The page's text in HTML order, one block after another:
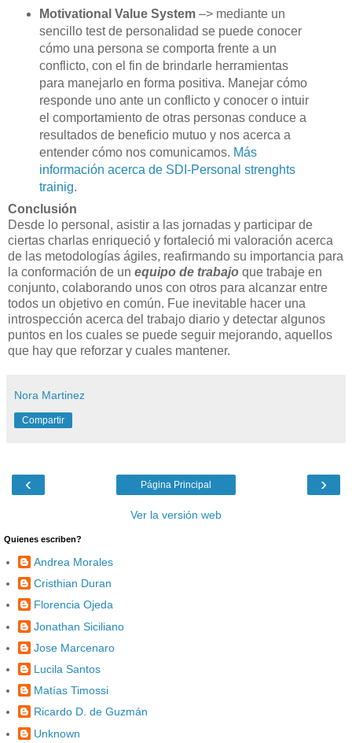
Motivational Value System–> mediante un
sencillo test de personalidad se puede conocer
cómo una persona se comporta frente a un
conflicto, con el fin de brindarle herramientas
para manejarlo en forma positiva. Manejar cómo
responde uno ante un conflicto y conocer o intuir
el comportamiento de otras personas conduce a
resultados de beneficio mutuo y nos acerca a
entender cómo nos comunicamos. Más
información acerca de SDI-Personal strenghts
trainig.
Conclusión
Desde lo personal, asistir a las jornadas y participar de
ciertas charlas enriqueció y fortaleció mi valoración acerca
de las metodologías ágiles, reafirmando su importancia para
la conformación de un equipo de trabajo que trabaje en
conjunto, colaborando unos con otros para alcanzar entre
todos un objetivo en común. Fue inevitable hacer una
introspección acerca del trabajo diario y detectar algunos
puntos en los cuales se puede seguir mejorando, aquellos
que hay que reforzar y cuales mantener.
Nora Martinez
Compartir
‹ ›
Página Principal
Ver la versión web
Quienes escriben?
Andrea Morales
Cristhian Duran
Florencia Ojeda
Jonathan Siciliano
Jose Marcenaro
Lucila Santos
Matías Timossi
Ricardo D. de Guzmán
Unknown